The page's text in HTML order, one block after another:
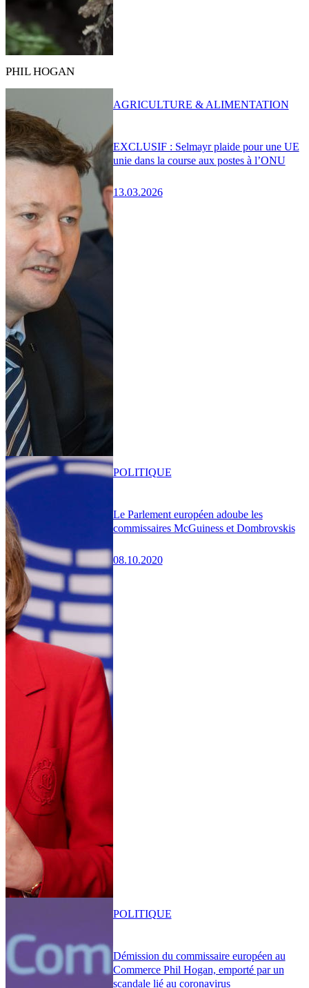
PHIL HOGAN
EXCLUSIF : Selmayr plaide pour une UE
unie dans la course aux postes à l’ONU
13.03.2026
AGRICULTURE & ALIMENTATION
Le Parlement européen adoube les
commissaires McGuiness et Dombrovskis
08.10.2020
POLITIQUE
Démission du commissaire européen au
Commerce Phil Hogan, emporté par un
scandale lié au coronavirus
POLITIQUE